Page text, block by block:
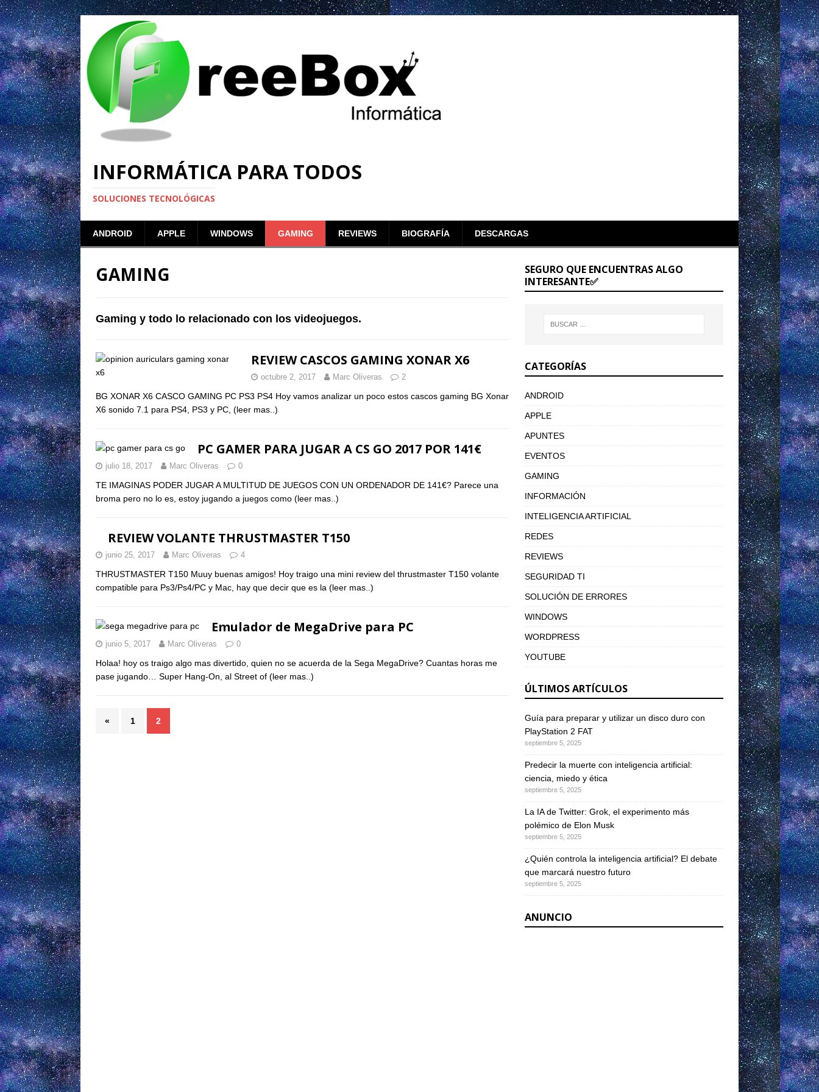
INFORMÁTICA PARA TODOS
SOLUCIONES TECNOLÓGICAS
ANDROID APPLE WINDOWS GAMING REVIEWS BIOGRAFÍA DESCARGAS
GAMING
Gaming y todo lo relacionado con los videojuegos.
REVIEW CASCOS GAMING XONAR X6
octubre 2, 2017 Marc Oliveras 2
BG XONAR X6 CASCO GAMING PC PS3 PS4 Hoy vamos analizar un poco estos cascos gaming BG Xonar
X6 sonido 7.1 para PS4, PS3 y PC, (leer mas..)
PC GAMER PARA JUGAR A CS GO 2017 POR 141€
julio 18, 2017 Marc Oliveras 0
TE IMAGINAS PODER JUGAR A MULTITUD DE JUEGOS CON UN ORDENADOR DE 141€? Parece una
broma pero no lo es, estoy jugando a juegos como (leer mas..)
REVIEW VOLANTE THRUSTMASTER T150
junio 25, 2017 Marc Oliveras 4
THRUSTMASTER T150 Muuy buenas amigos! Hoy traigo una mini review del thrustmaster T150 volante
compatible para Ps3/Ps4/PC y Mac, hay que decir que es la (leer mas..)
Emulador de MegaDrive para PC
junio 5, 2017 Marc Oliveras 0
Holaa! hoy os traigo algo mas divertido, quien no se acuerda de la Sega MegaDrive? Cuantas horas me
pase jugando… Super Hang-On, al Street of (leer mas..)
« 1 2
SEGURO QUE ENCUENTRAS ALGO
INTERESANTE✅
CATEGORÍAS
ANDROID
APPLE
APUNTES
EVENTOS
GAMING
INFORMACIÓN
INTELIGENCIA ARTIFICIAL
REDES
REVIEWS
SEGURIDAD TI
SOLUCIÓN DE ERRORES
WINDOWS
WORDPRESS
YOUTUBE
ÚLTIMOS ARTÍCULOS
Guía para preparar y utilizar un disco duro con
PlayStation 2 FAT
septiembre 5, 2025
Predecir la muerte con inteligencia artificial:
ciencia, miedo y ética
septiembre 5, 2025
La IA de Twitter: Grok, el experimento más
polémico de Elon Musk
septiembre 5, 2025
¿Quién controla la inteligencia artificial? El debate
que marcará nuestro futuro
septiembre 5, 2025
ANUNCIO